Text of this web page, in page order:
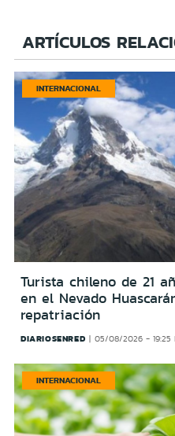
ARTÍCULOS
INTERNACIONAL
Turista chileno de 21
en el Nevado
repatriación
DIARIOSENRED 05/08/2026 - 19:25
INTERNACIONAL